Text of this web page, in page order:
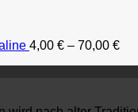
4,00 € – 70,00 €